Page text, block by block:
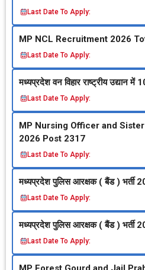
Last Date To Apply:
MP NCL Recruitment 2026
Last Date To Apply:
मध्‍यप्रदेश वन विहार राष्‍ट्रीय उद्यान में
Last Date To Apply:
MP Nursing Officer and
2026 Post 2317
Last Date To Apply:
मध्‍यप्रदेश पुलिस आरक्षक ( बैंड )
Last Date To Apply:
मध्‍यप्रदेश पुलिस आरक्षक ( बैंड )
Last Date To Apply: